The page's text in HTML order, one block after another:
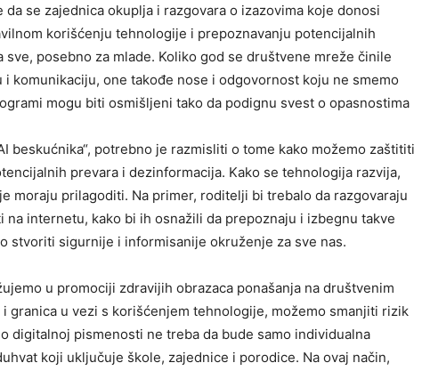
da se zajednica okuplja i razgovara o izazovima koje donosi
korišćenju tehnologije i prepoznavanju potencijalnih
posebno za mlade. Koliko god se društvene mreže činile
i komunikaciju, one takođe nose i odgovornost koju ne smemo
mogu biti osmišljeni tako da podignu svest o opasnostima
beskućnika“, potrebno je razmisliti o tome kako možemo zaštititi
prevara i dezinformacija. Kako se tehnologija razvija,
moraju prilagoditi. Na primer, roditelji bi trebalo da razgovaraju
na internetu, kako bi ih osnažili da prepoznaju i izbegnu takve
stvoriti sigurnije i informisanije okruženje za sve nas.
u promociji zdravijih obrazaca ponašanja na društvenim
granica u vezi s korišćenjem tehnologije, možemo smanjiti rizik
digitalnoj pismenosti ne treba da bude samo individualna
koji uključuje škole, zajednice i porodice. Na ovaj način,